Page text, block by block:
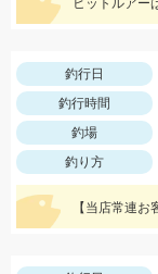
釣行日
釣行時間
釣場
釣り方